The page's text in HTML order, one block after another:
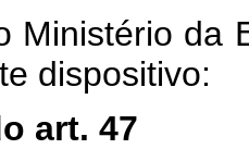
da
dispositivo:
art. 47